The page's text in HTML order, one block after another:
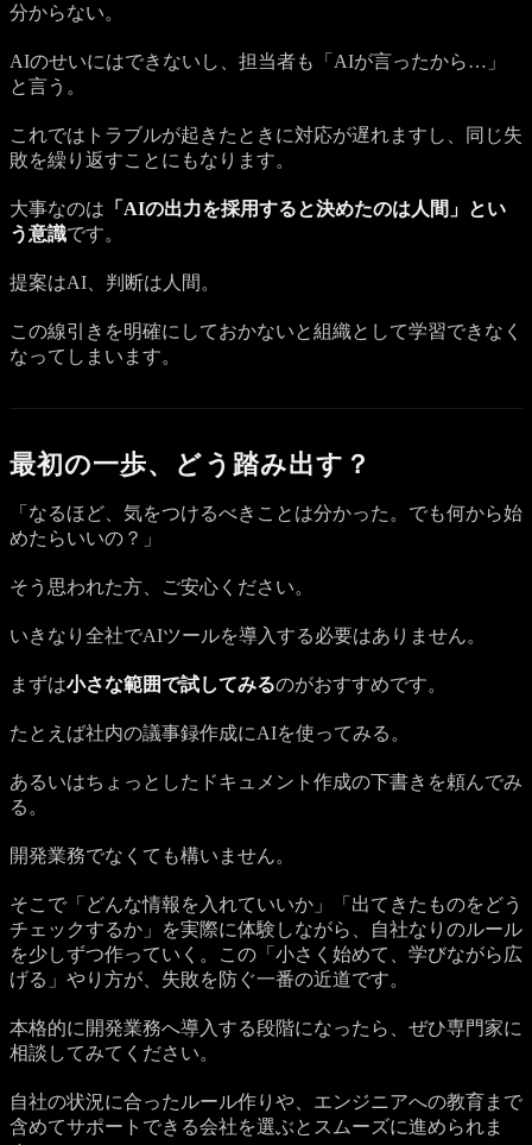
分からない。
AIのせいにはできないし、担当者も「AIが言ったから…」
と言う。
これではトラブルが起きたときに対応が遅れますし、同じ失
敗を繰り返すことにもなります。
大事なのは 「AIの出力を採用すると決めたのは人間」とい
う意識です。
提案はAI、判断は人間。
この線引きを明確にしておかないと組織として学習できなく
なってしまいます。
最初の一歩、どう踏み出す？
「なるほど、気をつけるべきことは分かった。でも何から始
めたらいいの？」
そう思われた方、ご安心ください。
いきなり全社でAIツールを導入する必要はありません。
まずは小さな範囲で試してみるのがおすすめです。
たとえば社内の議事録作成にAIを使ってみる。
あるいはちょっとしたドキュメント作成の下書きを頼んでみ
る。
開発業務でなくても構いません。
そこで「どんな情報を入れていいか」「出てきたものをどう
チェックするか」を実際に体験しながら、自社なりのルール
を少しずつ作っていく。この「小さく始めて、学びながら広
げる」やり方が、失敗を防ぐ一番の近道です。
本格的に開発業務へ導入する段階になったら、ぜひ専門家に
相談してみてください。
自社の状況に合ったルール作りや、エンジニアへの教育まで
含めてサポートできる会社を選ぶとスムーズに進められま